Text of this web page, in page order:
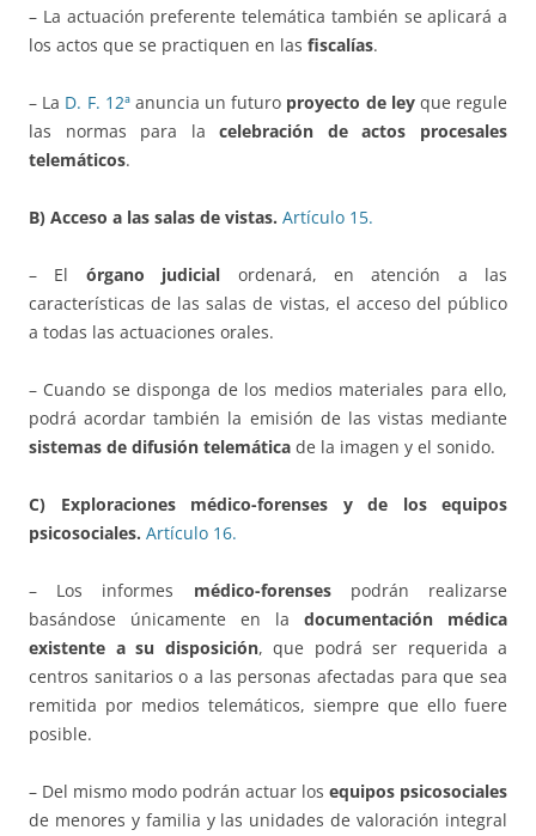
– La actuación preferente telemática también se aplicará a
los actos que se practiquen en las fiscalías.
– La D. F. 12ªanuncia un futuro proyecto de leyque regule
las normas para lacelebración de actos procesales
telemáticos.
B) Acceso a las salas de vistas. Artículo 15.
– El órgano judicial ordenará, en atención a las
características de las salas de vistas, el acceso del público
a todas las actuaciones orales.
– Cuando se disponga de los medios materiales para ello,
podrá acordar también la emisión de las vistas mediante
sistemas de difusión telemática de la imagen y el sonido.
C) Exploraciones médico-forenses y de los equipos
psicosociales. Artículo 16.
– Los informes médico-forensespodrán realizarse
basándose únicamente en la documentación médica
existente a su disposición, que podrá ser requerida a
centros sanitarios o a las personas afectadas para que sea
remitida por medios telemáticos, siempre que ello fuere
posible.
– Del mismo modo podrán actuar los equipos psicosociales
de menores y familia y las unidades de valoración integral